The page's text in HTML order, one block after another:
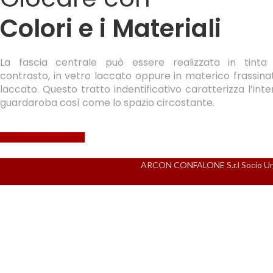
Colori e i Materiali
La fascia centrale può essere realizzata in tinta
contrasto, in vetro laccato oppure in materico
laccato. Questo tratto indentificativo caratterizza
guardaroba così come lo spazio circostante.
ARCON CONFALONE S.r.l Socio